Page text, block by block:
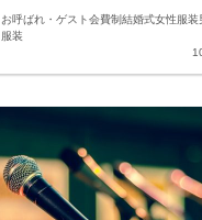
お呼ばれ・ゲスト会費制結婚式女性服装
服装